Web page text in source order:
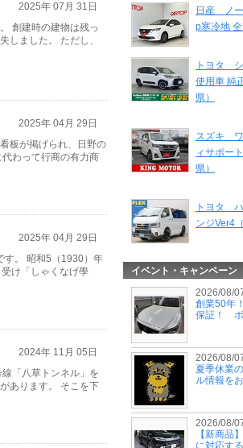
2025年 07月 31日
創建時の建物は残っ
しました。 ただし、
2025年 04月 29日
板が掲げられ、日野の
わって行商の有力商
2025年 04月 29日
す。 昭和5（1930）年
け「しゃくなげ學
2024年 11月 05日
「八草トンネル」を
あります。 そこを下
日産 ノ
p寒冷地 全
トヨタ
使用車 純
県）
スズキ
ィサポー
県）
トヨタ
ンジVer4
イベント・キャンペーン
2026/08/
創業50年
保証！ ボ
2026/08/
夏季休業
ル情報を
2026/08/
【新商品
に対応す